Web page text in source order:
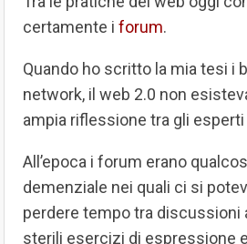
certamente iforum.
Quando ho scritto la mia tesi i
network, il web 2.0 non
ampia riflessione tra gli
All’epoca i forum erano
demenziale nei quali ci si
perdere tempo tra discussioni
sterili esercizi di espressione